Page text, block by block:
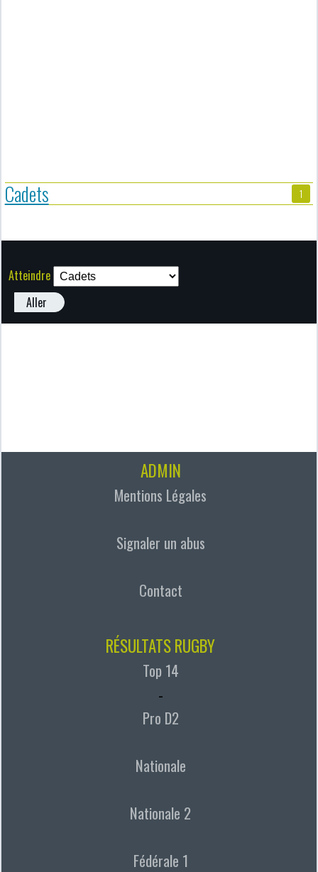
Cadets 1
Atteindre
Aller
ADMIN
Mentions Légales
Signaler un abus
Contact
RÉSULTATS RUGBY
Top 14
-
Pro D2
Nationale
Nationale 2
Fédérale 1